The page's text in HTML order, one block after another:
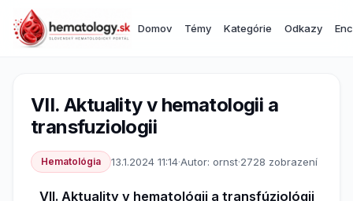
Domov Témy Kategórie Odkazy
VII. Aktuality v hematologii a
transfuziologii
Hematológia 13.1.2024 11:14·Autor: ornst·2728 zobrazení
VII. Aktuality v hematológii a transfúziológii